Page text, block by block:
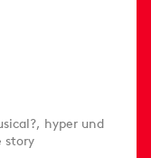
hyper und
story